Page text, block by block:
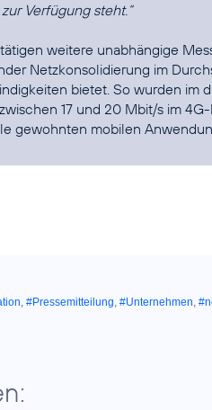
Verfügung steht.“
weitere unabhängige
Netzkonsolidierung im
bietet. So wurden im
17 und 20 Mbit/s im
gewohnten mobilen
, #Pressemitteilung, #Unternehmen,